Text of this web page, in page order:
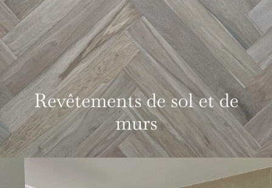
Revêtements de sol et de
murs